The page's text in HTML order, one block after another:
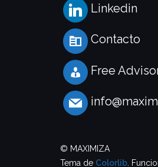
Linkedin
Contacto
Free
© MAXIMIZA
Tema de Colorlib.